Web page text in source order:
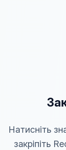
Натисніть
закріпіть